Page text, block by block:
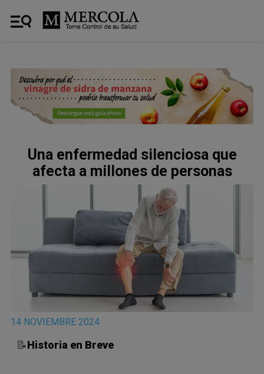
Una enfermedad silenciosa que
afecta a millones de personas
14 NOVIEMBRE 2024
📝Historia en Breve